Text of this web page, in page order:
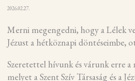
2026.02.27.
Merni megengedni, hogy a Lélek
Jézust a hétköznapi döntéseimbe,
Szeretettel hívunk és várunk erre
melyet a Szent Szív Társaság és a